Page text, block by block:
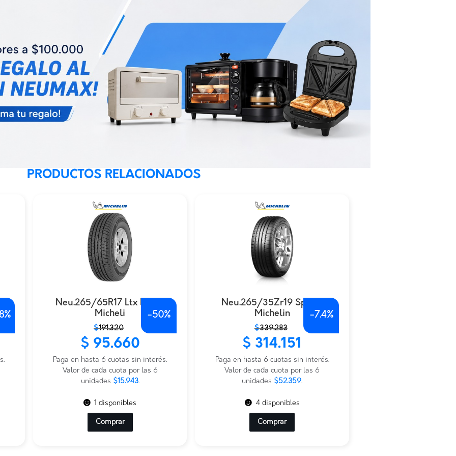
PRODUCTOS RELACIONADOS
Neu.265/65R17 Ltx M/S2
Micheli
$191.320
era:
$191.320.
es:
$95.660.
$ 95.660
Paga en hasta 6 cuotas sin interés.
Valor de cada cuota por las 6
unidades $15.943.
-50%
1 disponibles
Comprar
Neu.265/35Zr19 Sport2
Michelin
$339.283
era:
$339.283.
es:
$314.151.
$ 314.151
Paga en hasta 6 cuotas sin interés.
Valor de cada cuota por las 6
unidades $52.359.
-7.4%
4 disponibles
Comprar